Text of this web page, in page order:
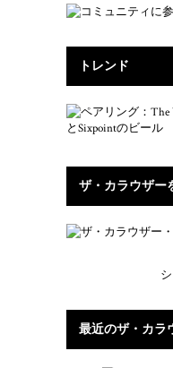
トレンド
ザ・カラウザー
最近のザ・カラ